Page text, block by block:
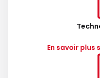
En savoir plus